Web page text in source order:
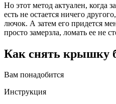
Но этот метод актуален, когда
есть не остается ничего
лючок. А затем его придется
просто замерзла, ломать ее не
Как снять крышку
Вам понадобится
Инструкция